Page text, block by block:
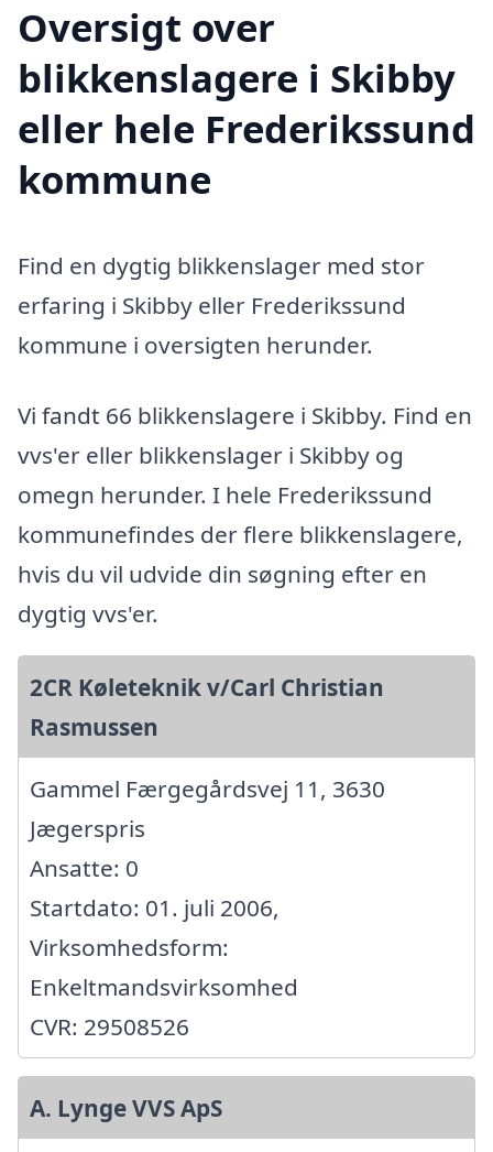
Oversigt over
blikkenslagere i Skibby
eller hele Frederikssund
kommune
Find en dygtig blikkenslager med stor
erfaring i Skibby eller Frederikssund
kommune i oversigten herunder.
Vi fandt 66 blikkenslagere i Skibby. Find en
vvs'er eller blikkenslager i Skibby og
omegn herunder. I hele Frederikssund
kommunefindes der flere blikkenslagere,
hvis du vil udvide din søgning efter en
dygtig vvs'er.
2CR Køleteknik v/Carl Christian
Rasmussen
Gammel Færgegårdsvej 11, 3630
Jægerspris
Ansatte: 0
Startdato: 01. juli 2006,
Virksomhedsform:
Enkeltmandsvirksomhed
CVR: 29508526
A. Lynge VVS ApS